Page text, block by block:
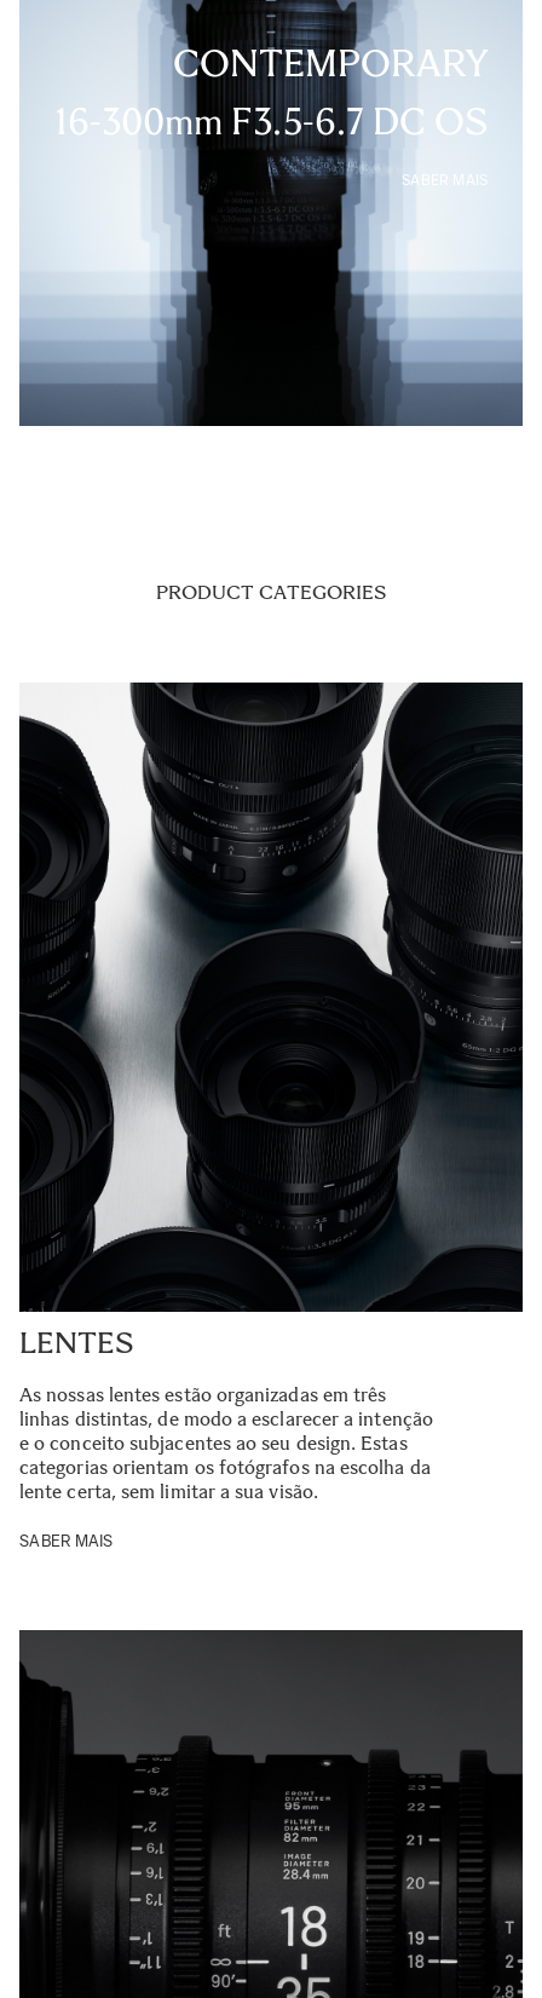
CONTEMPORARY
16-300mm F3.5-6.7 DC OS
SABER MAIS
PRODUCT CATEGORIES
LENTES
As nossas lentes estão organizadas em três
linhas distintas, de modo a esclarecer a intenção
e o conceito subjacentes ao seu design. Estas
categorias orientam os fotógrafos na escolha da
lente certa, sem limitar a sua visão.
SABER MAIS